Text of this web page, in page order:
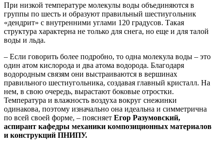
При низкой температуре молекулы воды объединяются в
группы по шесть и образуют правильный шестиугольник
«дендрит» с внутренними углами 120 градусов. Такая
структура характерна не только для снега, но еще и для талой
воды и льда.
– Если говорить более подробно, то одна молекула воды – это
один атом кислорода и два атома водорода. Благодаря
водородным связям они выстраиваются в вершинах
правильного шестиугольника, создавая главный кристалл. На
нем, в свою очередь, вырастают боковые отростки.
Температура и влажность воздуха вокруг снежинки
одинакова, поэтому изначально она идеальна и симметрична
по всей своей форме, – поясняет Егор Разумовский,
аспирант кафедры механики композиционных материалов
и конструкций ПНИПУ.